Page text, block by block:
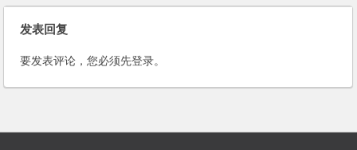
发表回复
要发表评论，您必须先登录。